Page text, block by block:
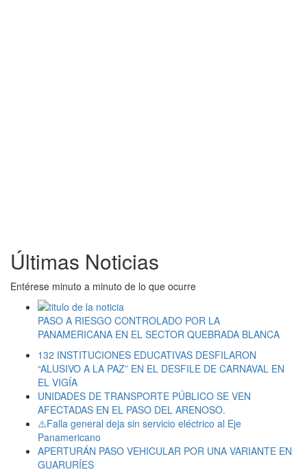
Últimas Noticias
Entérese minuto a minuto de lo que ocurre
PASO A RIESGO CONTROLADO POR LA
PANAMERICANA EN EL SECTOR QUEBRADA BLANCA
132 INSTITUCIONES EDUCATIVAS DESFILARON
“ALUSIVO A LA PAZ” EN EL DESFILE DE CARNAVAL EN
EL VIGÍA
UNIDADES DE TRANSPORTE PÚBLICO SE VEN
AFECTADAS EN EL PASO DEL ARENOSO.
⚠️Falla general deja sin servicio eléctrico al Eje
Panamericano
APERTURÁN PASO VEHICULAR POR UNA VARIANTE EN
GUARURÍES